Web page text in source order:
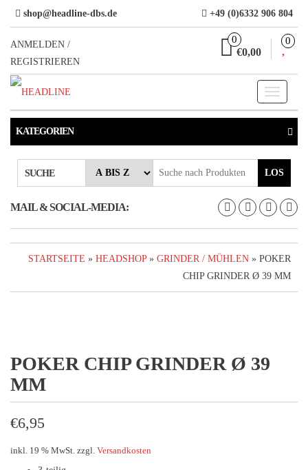
Direkt
zum
Inhalt
shop@headline-dbs.de +49 (0)6332 906 804
ANMELDEN /
REGISTRIEREN
0
€0,00
0
Toggle
KATEGORIEN
SUCHE LOS
MAIL & SOCIAL-MEDIA:
STARTSEITE » HEADSHOP» GRINDER / MÜHLEN » POKER
CHIP GRINDER Ø 39 MM
POKER CHIP GRINDER Ø 39
MM
€6,95
inkl. 19 % MwSt. zzgl. Versandkosten